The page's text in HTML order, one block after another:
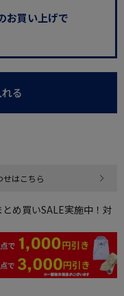
お買い上げで
る
せはこちら
め買いSALE実施中！対